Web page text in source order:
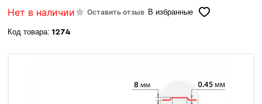
Нет в наличии Оставить отзыв В избранные
Код товара: 1274